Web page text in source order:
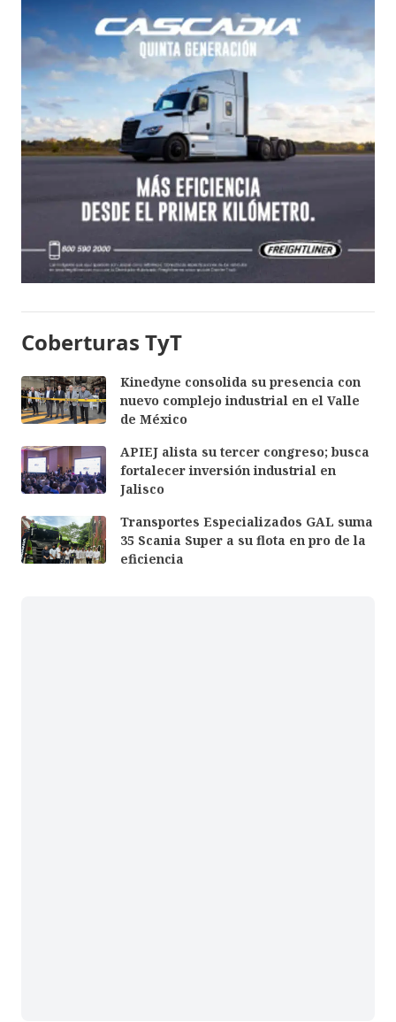
Coberturas TyT
Kinedyne consolida su presencia con
nuevo complejo industrial en el Valle
de México
APIEJ alista su tercer congreso; busca
fortalecer inversión industrial en
Jalisco
Transportes Especializados GAL suma
35 Scania Super a su flota en pro de la
eficiencia